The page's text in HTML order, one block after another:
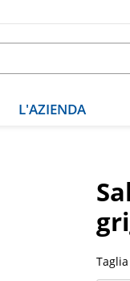
L'AZIENDA
Taglia